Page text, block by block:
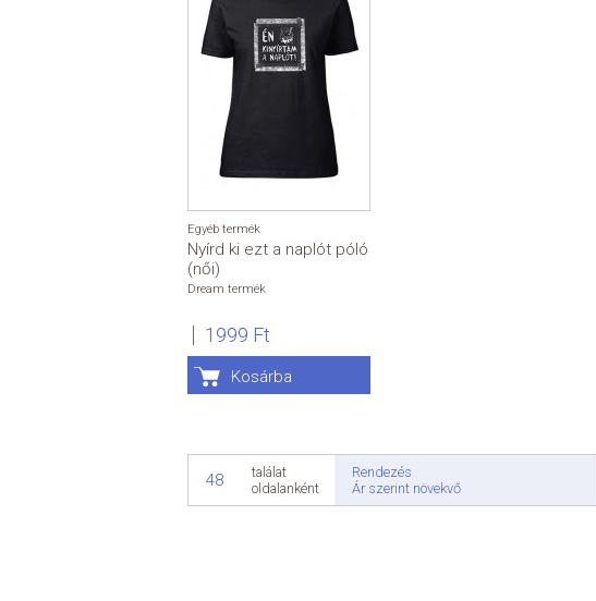
Egyéb termék
Nyírd ki ezt a naplót póló
(női)
Dream termék
1999 Ft
Kosárba
48
találat
oldalanként
Rendezés
Ár szerint növekvő